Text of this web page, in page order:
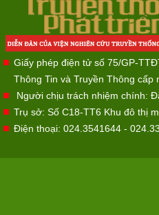
Giấy phép điện tử số 75/GP-
Thông Tin và Truyền Thông cấp
Người chịu trách nhiệm chính:
Trụ sở: Số C18-TT6 Khu đô thị
Điện thoại: 024.3541644 -